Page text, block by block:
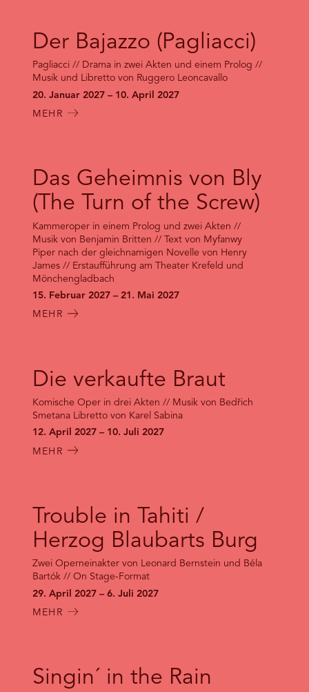
Der Bajazzo (Pagliacci)
Pagliacci // Drama in zwei Akten und einem Prolog //
Musik und Libretto von Ruggero Leoncavallo
20. Januar 2027 – 10. April 2027
MEHR
Das Geheimnis von Bly
(The Turn of the Screw)
Kammeroper in einem Prolog und zwei Akten //
Musik von Benjamin Britten // Text von Myfanwy
Piper nach der gleichnamigen Novelle von Henry
James // Erstaufführung am Theater Krefeld und
Mönchengladbach
15. Februar 2027 – 21. Mai 2027
MEHR
Die verkaufte Braut
Komische Oper in drei Akten // Musik von Bedřich
Smetana Libretto von Karel Sabina
12. April 2027 – 10. Juli 2027
MEHR
Trouble in Tahiti /
Herzog Blaubarts Burg
Zwei Operneinakter von Leonard Bernstein und Béla
Bartók // On Stage-Format
29. April 2027 – 6. Juli 2027
MEHR
Singin´ in the Rain